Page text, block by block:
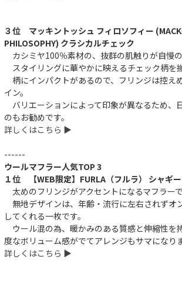
３位 マッキントッシュ フィロソフィー
PHILOSOPHY) クラシカルチェック
カシミヤ100％素材の、抜群の肌触りが自慢の
スタイリングに華やかに映えるチェック柄を
柄にインパクトがあるので、フリンジは控え
イン。
バリエーションによって印象が異なるため、
のもお勧めです。
詳しくはこちら ▶︎
------
ウールマフラー人気TOP 3
１位 【WEB限定】FURLA（フルラ） シャギ
太めのフリンジがアクセントになるマフラーで
無地デザインは、年齢・流行に左右されずオ
してくれる一枚です。
ウール混の為、暖かみのある質感と伸縮性を
度なボリューム感がでてアレンジもサマになりま
詳しくはこちら ▶︎